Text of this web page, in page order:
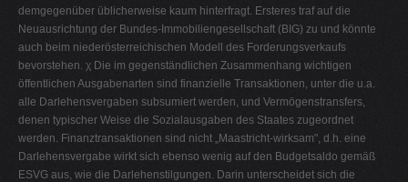
demgegenüber üblicherweise kaum hinterfragt. Ersteres traf auf die
Neuausrichtung der Bundes-Immobiliengesellschaft (BIG) zu und könnte
auch beim niederösterreichischen Modell des Forderungsverkaufs
bevorstehen. χ Die im gegenständlichen Zusammenhang wichtigen
öffentlichen Ausgabenarten sind finanzielle Transaktionen, unter die u.a.
alle Darlehensvergaben subsumiert werden, und Vermögenstransfers,
denen typischer Weise die Sozialausgaben des Staates zugeordnet
werden. Finanztransaktionen sind nicht „Maastricht-wirksam", d.h. eine
Darlehensvergabe wirkt sich ebenso wenig auf den Budgetsaldo gemäß
ESVG aus, wie die Darlehenstilgungen. Darin unterscheidet sich die